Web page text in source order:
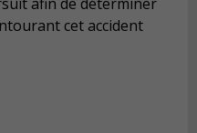
cet accident